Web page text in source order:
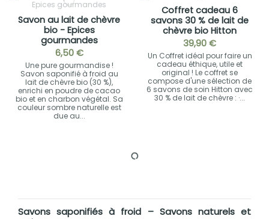
Savon au lait de chèvre
bio - Epices
gourmandes
6,50 €
Une pure gourmandise !
Savon saponifié à froid au
lait de chèvre bio (30 %),
enrichi en poudre de cacao
bio et en charbon végétal. Sa
couleur sombre naturelle est
due au...
Coffret cadeau 6
savons 30 % de lait de
chèvre bio Hitton
39,90 €
Un Coffret idéal pour faire un
cadeau éthique, utile et
original ! Le coffret se
compose d'une sélection de
6 savons de soin Hitton avec
30 % de lait de chèvre : ·...
Savons saponifiés à froid – Savons naturels et